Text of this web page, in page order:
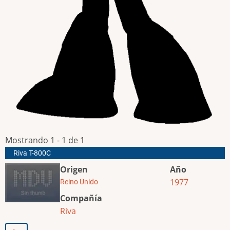
Mostrando 1 - 1 de 1
Riva T-800C
Origen
Reino Unido
Compañía
Riva
Año
1977